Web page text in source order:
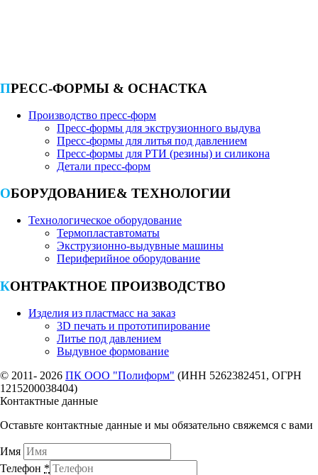
ПРЕСС-ФОРМЫ & ОСНАСТКА
Производство пресс-форм
Пресс-формы для экструзионного выдува
Пресс-формы для литья под давлением
Пресс-формы для РТИ (резины) и силикона
Детали пресс-форм
ОБОРУДОВАНИЕ& ТЕХНОЛОГИИ
Технологическое оборудование
Термопластавтоматы
Экструзионно-выдувные машины
Периферийное оборудование
КОНТРАКТНОЕ ПРОИЗВОДСТВО
Изделия из пластмасс на заказ
3D печать и прототипирование
Литье под давлением
Выдувное формование
© 2011- 2026 ПК ООО "Полиформ" (ИНН 5262382451, ОГРН
1215200038404)
Контактные данные
Оставьте контактные данные и мы обязательно свяжемся с вами
Имя
Телефон *